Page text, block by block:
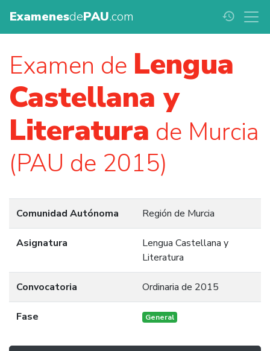
ExamenesdePAU.com history
Examen de Lengua
Castellana y
Literatura de Murcia
(PAU de 2015)
Comunidad Autónoma Región de Murcia
Asignatura
Lengua Castellana y
Literatura
Convocatoria Ordinaria de 2015
Fase General